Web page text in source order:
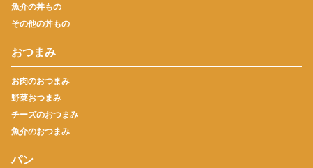
魚介の丼もの
その他の丼もの
おつまみ
お肉のおつまみ
野菜おつまみ
チーズのおつまみ
魚介のおつまみ
パン